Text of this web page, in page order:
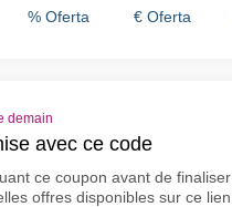
% Oferta € Oferta
demain
avec ce code
ce coupon avant de finaliser
offres disponibles sur ce lien